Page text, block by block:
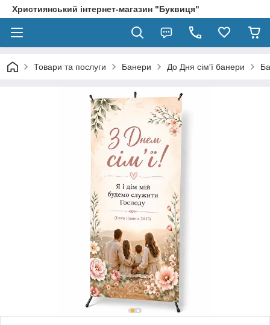
Християнський інтернет-магазин "Буквиця"
Товари та послуги Банери До Дня сім'ї банери